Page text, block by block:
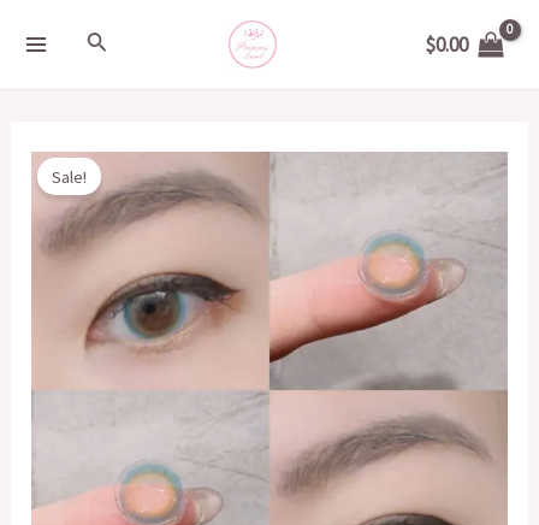
Search $0.00
Sale!
Original
price
was:
$200.00.
Current
price
$50.00.
DUEBA
糯
米
14.3mm